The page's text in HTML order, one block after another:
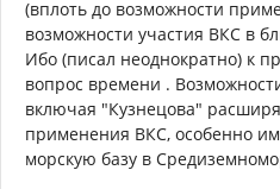
(вплоть до возможности
возможности участия ВКС в
Ибо (писал неоднократно) к
вопрос времени .
включая "Кузнецова"
применения ВКС, особенно
морскую базу в